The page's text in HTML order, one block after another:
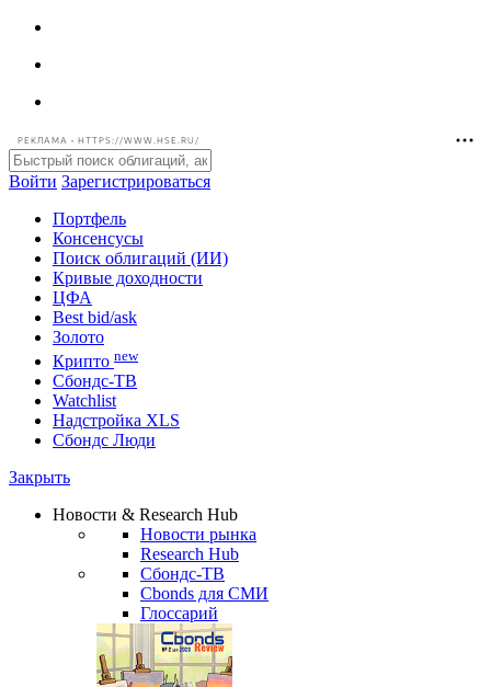
РЕКЛАМА • HTTPS://WWW.HSE.RU/
Войти Зарегистрироваться
Портфель
Консенсусы
Поиск облигаций (ИИ)
Кривые доходности
ЦФА
Best bid/ask
Золото
Крипто new
Watchlist
Сбондс Люди
Новости & Research Hub
Новости рынка
Research Hub
Сбондс-ТВ
Cbonds для СМИ